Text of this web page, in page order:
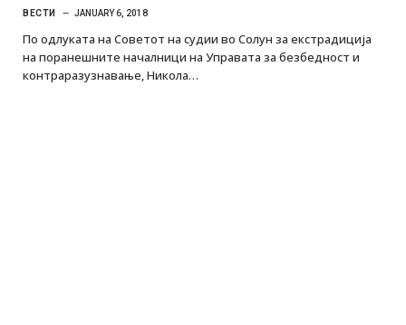
ВЕСТИ JANUARY 6, 2018
По одлуката на Советот на судии во Солун за екстрадиција
на поранешните началници на Управата за безбедност и
контраразузнавање, Никола…